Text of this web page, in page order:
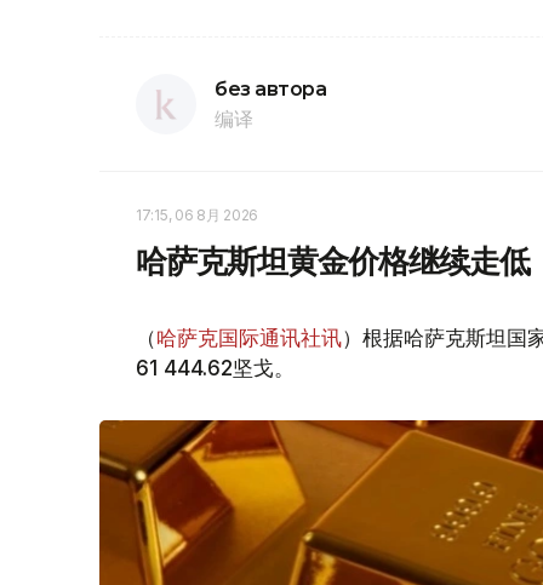
без автора
编译
17:15, 06 8月 2026
哈萨克斯坦黄金价格继续走低
（哈萨克国际通讯社讯）根据哈萨克斯坦国
61 444.62坚戈。